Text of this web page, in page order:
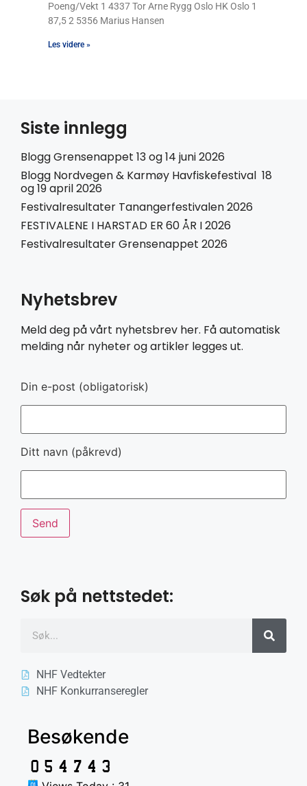
Poeng/Vekt 1 4337 Tor Arne Rygg Oslo HK Oslo 1
87,5 2 5356 Marius Hansen
Les videre »
Siste innlegg
Blogg Grensenappet 13 og 14 juni 2026
Blogg Nordvegen & Karmøy Havfiskefestival 18
og 19 april 2026
Festivalresultater Tanangerfestivalen 2026
FESTIVALENE I HARSTAD ER 60 ÅR I 2026
Festivalresultater Grensenappet 2026
Nyhetsbrev
Meld deg på vårt nyhetsbrev her. Få automatisk
melding når nyheter og artikler legges ut.
Din e-post (obligatorisk)
Ditt navn (påkrevd)
Søk på nettstedet:
NHF Vedtekter
NHF Konkurranseregler
Besøkende